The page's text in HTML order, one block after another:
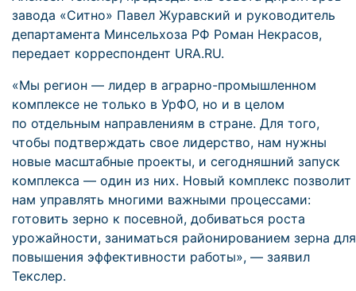
завода «Ситно» Павел Журавский и руководитель
департамента Минсельхоза РФ Роман Некрасов,
передает корреспондент URA.RU.
«Мы регион — лидер в аграрно-промышленном
комплексе не только в УрФО, но и в целом
по отдельным направлениям в стране. Для того,
чтобы подтверждать свое лидерство, нам нужны
новые масштабные проекты, и сегодняшний запуск
комплекса — один из них. Новый комплекс позволит
нам управлять многими важными процессами:
готовить зерно к посевной, добиваться роста
урожайности, заниматься районированием зерна для
повышения эффективности работы», — заявил
Текслер.